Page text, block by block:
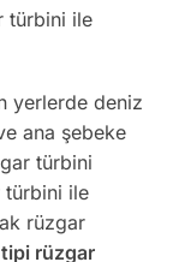
türbini ile
yerlerde deniz
ana şebeke
türbini
türbini ile
rüzgar
tipi rüzgar